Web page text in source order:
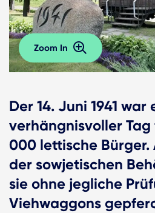
Zoom In
Der 14. Juni 1941 war
verhängnisvoller Tag
000 lettische Bürger.
der sowjetischen
sie ohne jegliche
Viehwaggons